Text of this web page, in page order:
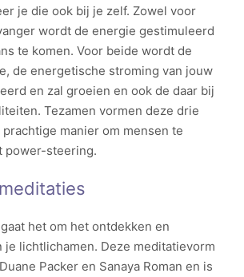
je die ook bij je zelf. Zowel voor
wordt de energie gestimuleerd
te komen. Voor beide wordt de
de energetische stroming van jouw
en zal groeien en ook de daar bij
Tezamen vormen deze drie
manier om mensen te
power-steering.
het om het ontdekken en
je lichtlichamen. Deze meditatievorm
Packer en Sanaya Roman en is